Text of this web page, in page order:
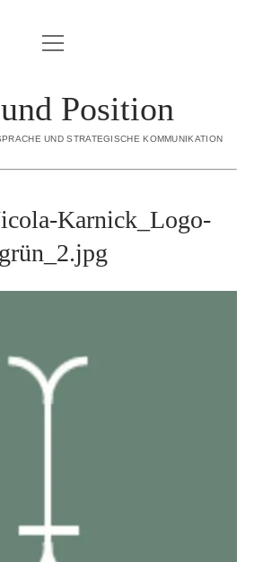
BLOG
Menü
öffnen
REDAKTION
EDITORIAL CONTENT
GHOSTWRITING
DIALOGBÜCHER
linkedin
emailxing
Menü
öffnen
Position
UND STRATEGISCHE KOMMUNIKATION
Karnick_Logo-
grün_2.jpg